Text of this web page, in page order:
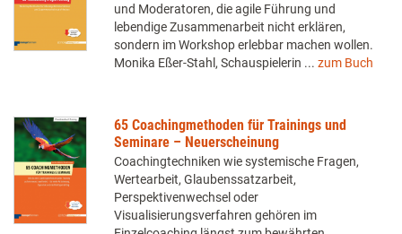
und Moderatoren, die agile Führung und
lebendige Zusammenarbeit nicht erklären,
sondern im Workshop erlebbar machen wollen.
Monika Eßer-Stahl, Schauspielerin ... zum Buch
65 Coachingmethoden für Trainings und
Seminare – Neuerscheinung
Coachingtechniken wie systemische Fragen,
Wertearbeit, Glaubenssatzarbeit,
Perspektivenwechsel oder
Visualisierungsverfahren gehören im